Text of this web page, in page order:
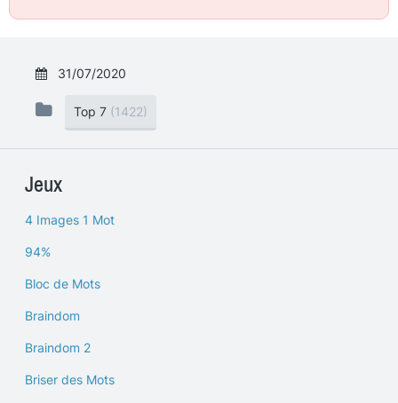
31/07/2020
Top 7 (1422)
Jeux
4 Images 1 Mot
94%
Bloc de Mots
Braindom
Braindom 2
Briser des Mots